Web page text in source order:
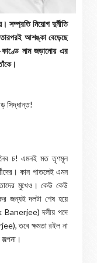
সম্প্রতি নিয়োগ দুর্নীতি
তারপরই আশঙ্কা বেড়েছে
নাম জড়ানোয় এর
সিদ্ধান্ত!
নৈব চ! এমনই মত তৃণমূল
কান পাতলেই এমন
মুখেও। কেউ কেউ
জন্যই দলটা শেষ হয়ে
Banerjee) দলীয় পদে
তবে ক্ষমতা রইল না